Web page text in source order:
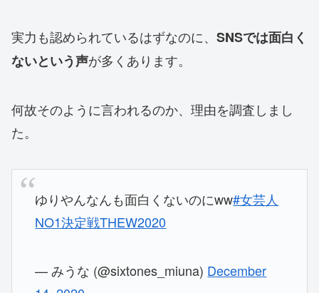
実力も認められているはずなのに、 SNSでは面白く
ないという声が多くあります。
何故そのように言われるのか、理由を調査しまし
た。
ゆりやんなんも面白くないのにww#女芸人
NO1決定戦THEW2020
— みうな (@sixtones_miuna) December